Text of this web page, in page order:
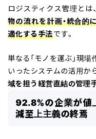
ロジスティクス管理とは、
物の流れを計画・統合的
適化する手法です。
単なる「モノを運ぶ」現
いったシステムの活用か
域を担う経営直結の管理
92.8%の企業が値
減至上主義の終焉